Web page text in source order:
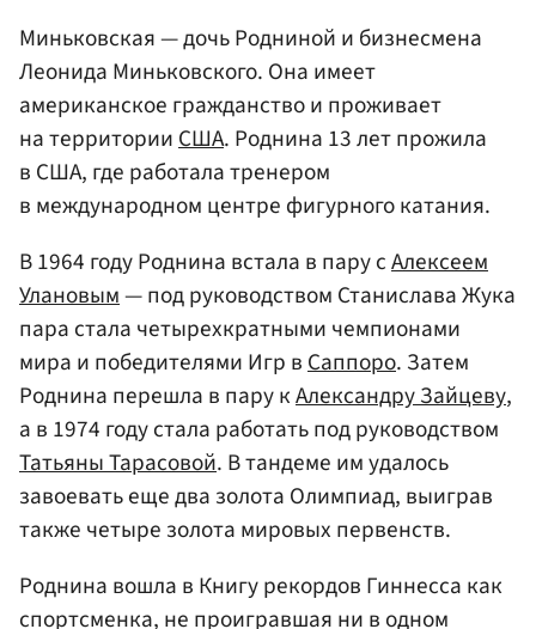
Миньковская — дочь Родниной и бизнесмена
Леонида Миньковского. Она имеет
американское гражданство и проживает
на территории США. Роднина 13 лет прожила
в США, где работала тренером
в международном центре фигурного катания.
В 1964 году Роднина встала в пару сАлексеем
Улановым— под руководством Станислава Жука
пара стала четырехкратными чемпионами
мира и победителями Игр вСаппоро. Затем
Роднина перешла в пару кАлександру Зайцеву,
а в 1974 году стала работать под руководством
Татьяны Тарасовой. В тандеме им удалось
завоевать еще два золота Олимпиад, выиграв
также четыре золота мировых первенств.
Роднина вошла в Книгу рекордов Гиннесса как
спортсменка, не проигравшая ни в одном